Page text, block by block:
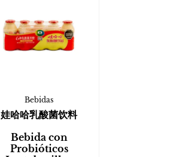
Bebidas
娃哈哈乳酸菌饮料
Bebida con
Probióticos